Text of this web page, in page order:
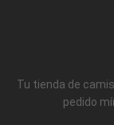
Tu tienda de
pedido